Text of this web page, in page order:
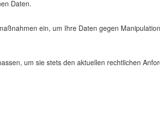
Daten.
ein, um Ihre Daten gegen
um sie stets den aktuellen rechtlichen